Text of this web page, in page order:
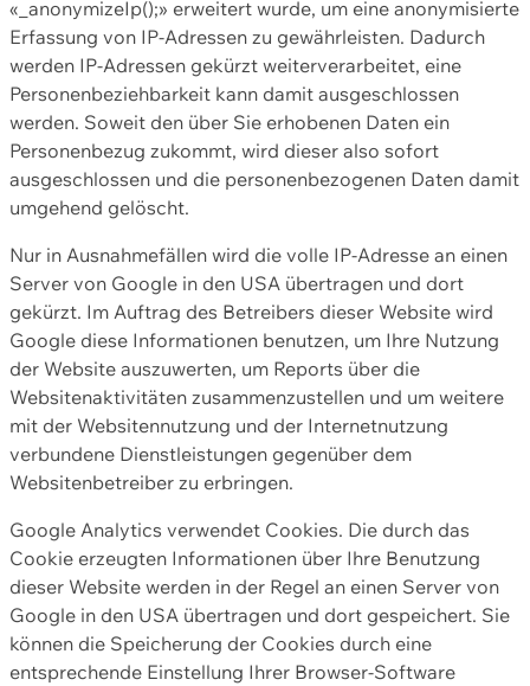
«_anonymizeIp();» erweitert wurde, um eine anonymisierte
Erfassung von IP-Adressen zu gewährleisten. Dadurch
werden IP-Adressen gekürzt weiterverarbeitet, eine
Personenbeziehbarkeit kann damit ausgeschlossen
werden. Soweit den über Sie erhobenen Daten ein
Personenbezug zukommt, wird dieser also sofort
ausgeschlossen und die personenbezogenen Daten damit
umgehend gelöscht.
Nur in Ausnahmefällen wird die volle IP-Adresse an einen
Server von Google in den USA übertragen und dort
gekürzt. Im Auftrag des Betreibers dieser Website wird
Google diese Informationen benutzen, um Ihre Nutzung
der Website auszuwerten, um Reports über die
Websitenaktivitäten zusammenzustellen und um weitere
mit der Websitennutzung und der Internetnutzung
verbundene Dienstleistungen gegenüber dem
Websitenbetreiber zu erbringen.
Google Analytics verwendet Cookies. Die durch das
Cookie erzeugten Informationen über Ihre Benutzung
dieser Website werden in der Regel an einen Server von
Google in den USA übertragen und dort gespeichert. Sie
können die Speicherung der Cookies durch eine
entsprechende Einstellung Ihrer Browser-Software